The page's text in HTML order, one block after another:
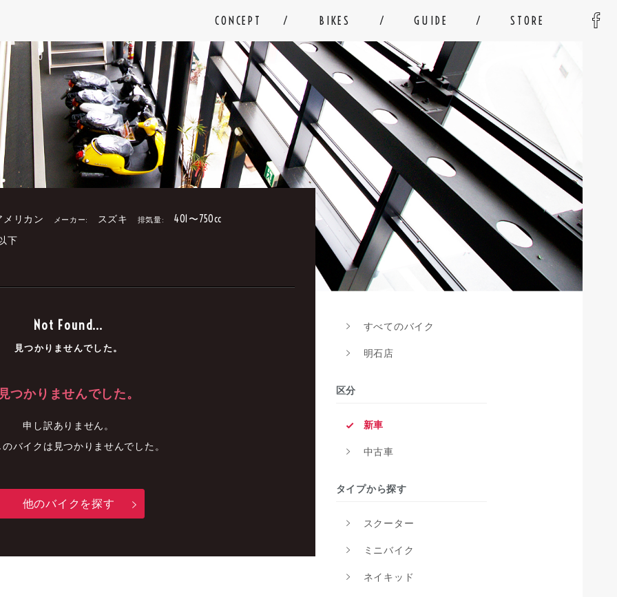
CONCEPT BIKES GUIDE STORE
メリカン メーカー: スズキ 排気量: 401〜750cc
下
Not Found...
見つかりませんでした。
見つかりませんでした。
申し訳ありません。
バイクは見つかりませんでした。
他のバイクを探す
すべてのバイク
明石店
区分
新車
中古車
タイプから探す
スクーター
ミニバイク
ネイキッド
中古車